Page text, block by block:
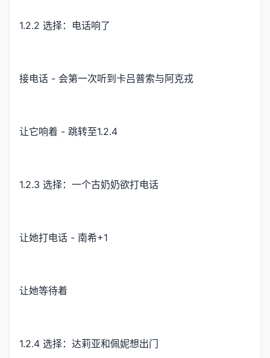
1.2.2 选择：电话响了
接电话 - 会第一次听到卡吕普索与阿克戎
让它响着 - 跳转至1.2.4
1.2.3 选择：一个古奶奶欲打电话
让她打电话 - 南希+1
让她等待着
1.2.4 选择：达莉亚和佩妮想出门